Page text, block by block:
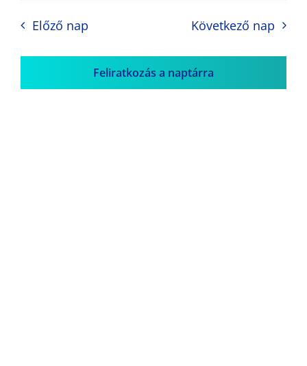
Előző nap Következő nap
Feliratkozás a naptárra